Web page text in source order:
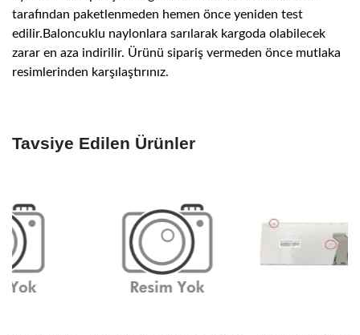
tarafından paketlenmeden hemen önce yeniden test
edilir.Baloncuklu naylonlara sarılarak kargoda olabilecek
zarar en aza indirilir. Ürünü sipariş vermeden önce mutlaka
resimlerinden karşılaştırınız.
Tavsiye Edilen Ürünler